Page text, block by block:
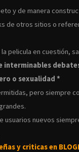
y de manera
de otros sitios o
la pelicula en cuestión,
interminables
o sexualidad *
pero siempre
usuarios nuevos
y criticas en